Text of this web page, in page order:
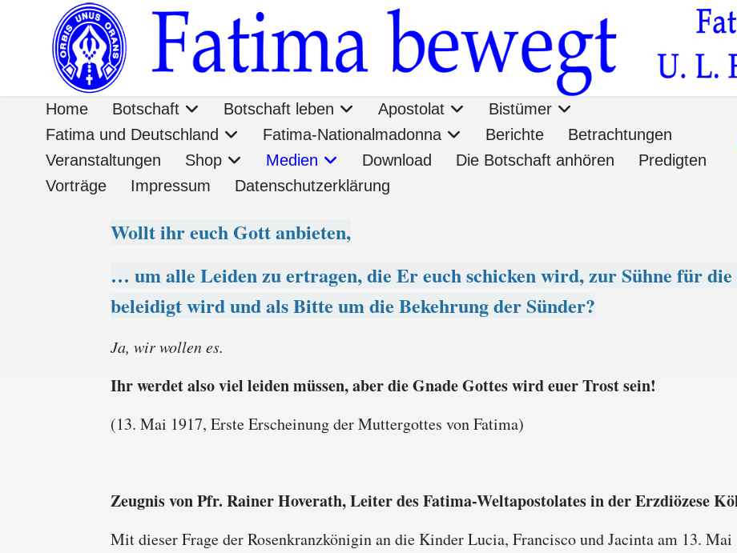
Home Botschaft Botschaft leben Apostolat
Bistümer
Fatima und Deutschland
Fatima-Nationalmadonna Berichte
Betrachtungen
Veranstaltungen
Shop Medien Download Die Botschaft anhören
Predigten
Vorträge
Impressum Datenschutzerklärung
Wollt ihr euch Gott anbieten,
… um alle Leiden zu ertragen, die Er euch schicken wird, zur Sühne für
beleidigt wird und als Bitte um die Bekehrung der Sünder?
Ja, wir wollen es.
Ihr werdet also viel leiden müssen, aber die Gnade Gottes wird euer Trost sein!
(13. Mai 1917, Erste Erscheinung der Muttergottes von Fatima)
Zeugnis von Pfr. Rainer Hoverath, Leiter des Fatima-Weltapostolates in der Erzdiözese
Mit dieser Frage der Rosenkranzkönigin an die Kinder Lucia, Francisco und Jacinta am 13.